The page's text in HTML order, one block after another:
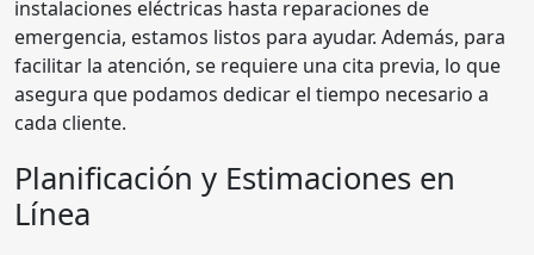
instalaciones eléctricas hasta reparaciones de
emergencia, estamos listos para ayudar. Además, para
facilitar la atención, se requiere una cita previa, lo que
asegura que podamos dedicar el tiempo necesario a
cada cliente.
Planificación y Estimaciones en
Línea